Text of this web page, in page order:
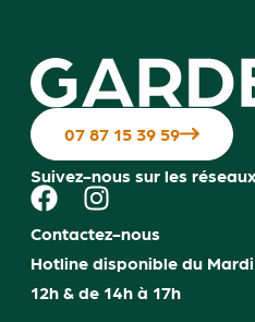
07 87 15 39 59
Suivez-nous sur les réseaux
Contactez-nous
Hotline disponible du
12h & de 14h à 17h